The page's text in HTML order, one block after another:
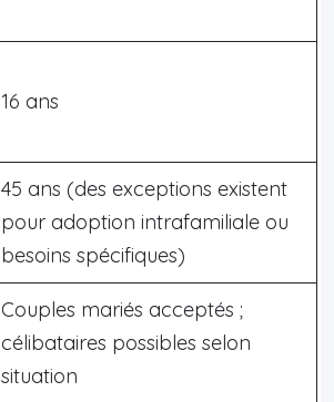
16 ans
45 ans (des exceptions existent
pour adoption intrafamiliale ou
besoins spécifiques)
Couples mariés acceptés ;
célibataires possibles selon
situation